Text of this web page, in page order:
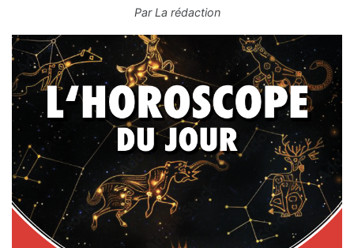
ParLa rédaction